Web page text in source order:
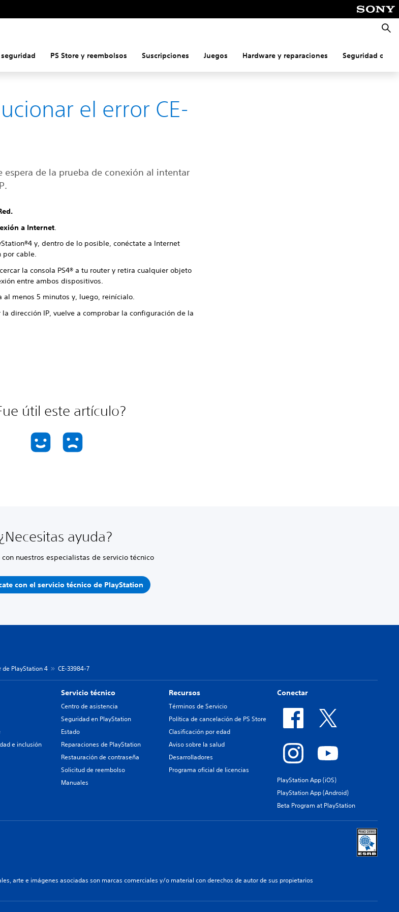
PS Store y reembolsos Suscripciones Juegos Hardware y reparaciones Seguridad
el error CE-
espera de la prueba de conexión al intentar
a Internet
y, dentro de lo posible, conéctate a Internet
por cable.
la consola PS4® a tu router y retira cualquier objeto
entre ambos dispositivos.
al menos 5 minutos y, luego, reinícialo.
dirección IP, vuelve a comprobar la configuración de la
útil este artículo?
¿Necesitas ayuda?
con nuestros especialistas de servicio técnico
con el servicio técnico de PlayStation
de PlayStation 4 CE-33984-7
e inclusión
Servicio técnico
Centro de asistencia
Seguridad en PlayStation
Estado
Reparaciones de PlayStation
Restauración de contraseña
Solicitud de reembolso
Manuales
Recursos
Términos de Servicio
Política de cancelación de PS Store
Clasificación por edad
Aviso sobre la salud
Desarrolladores
Programa oficial de licencias
Conectar
PlayStation App (iOS)
PlayStation App (Android)
Beta Program at PlayStation
arte e imágenes asociadas son marcas comerciales y/o material con derechos de autor de sus propietarios